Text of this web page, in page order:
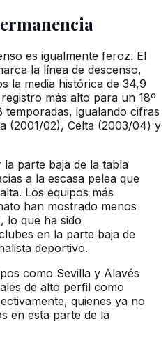
es igualmente feroz. El
la línea de descenso,
la media histórica de 34,9
más alto para un 18º
temporadas, igualando cifras
(2001/02), Celta (2003/04) y
la parte baja de la tabla
a la escasa pelea que
Los equipos más
han mostrado menos
lo que ha sido
en la parte baja de
deportivo.
como Sevilla y Alavés
de alto perfil como
quienes ya no
en esta parte de la